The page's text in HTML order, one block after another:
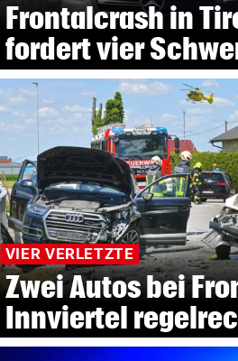
Frontalcrash in
fordert vier
VIER VERLETZTE
Zwei Autos bei
Innviertel